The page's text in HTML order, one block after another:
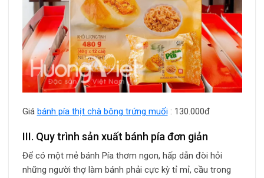
Giá bánh pía thịt chà bông trứng muối: 130.000đ
III. Quy trình sản xuất bánh pía đơn giản
Để có một mẻ bánh Pía thơm ngon, hấp dẫn đòi hỏi
những người thợ làm bánh phải cực kỳ tỉ mỉ, cầu trong